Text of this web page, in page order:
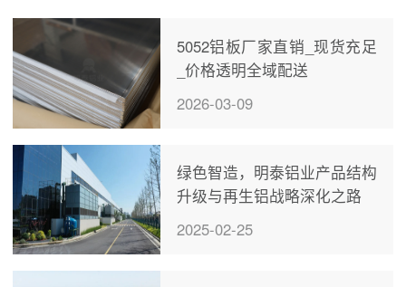
5052铝板厂家直销_现货充足
_价格透明全域配送
2026-03-09
绿色智造，明泰铝业产品结构
升级与再生铝战略深化之路
2025-02-25